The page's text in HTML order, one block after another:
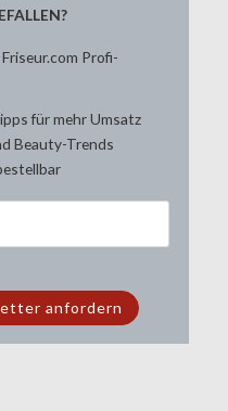
Profi-
für mehr Umsatz
Beauty-Trends